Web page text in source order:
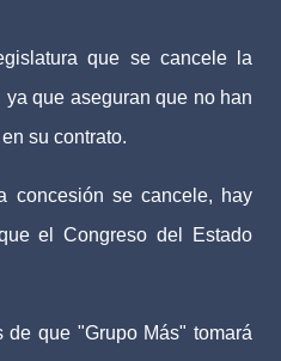
que se cancele la
que aseguran que no han
su contrato.
concesión se cancele, hay
el Congreso del Estado
que "Grupo Más" tomará